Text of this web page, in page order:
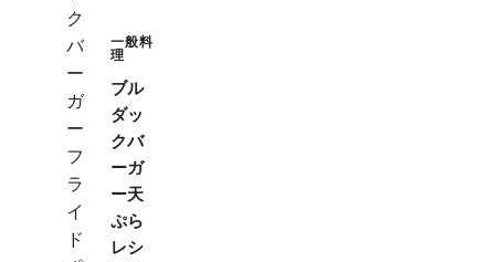
一般料
理
ブル
ダッ
クバ
ーガ
ー天
ぷら
レシ